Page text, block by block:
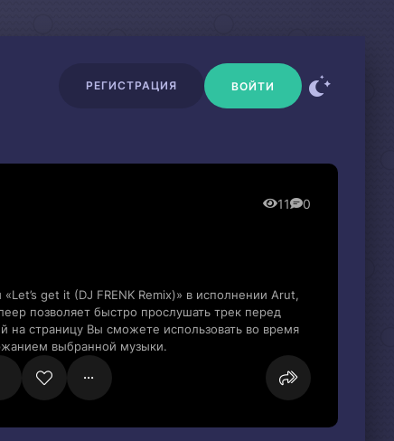
РЕГИСТРАЦИЯ ВОЙТИ
11 0
get it (DJ FRENK Remix)» в исполнении Arut,
позволяет быстро прослушать трек перед
на страницу Вы сможете использовать во время
выбранной музыки.